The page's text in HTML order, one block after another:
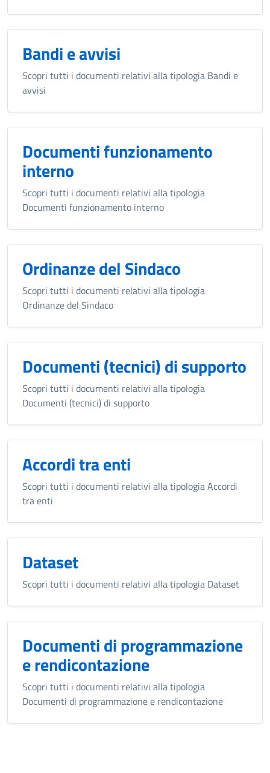
Bandi e avvisi
Scopri tutti i documenti relativi alla tipologia Bandi e
avvisi
Documenti funzionamento
interno
Scopri tutti i documenti relativi alla tipologia
Documenti funzionamento interno
Ordinanze del Sindaco
Scopri tutti i documenti relativi alla tipologia
Ordinanze del Sindaco
Documenti (tecnici) di supporto
Scopri tutti i documenti relativi alla tipologia
Documenti (tecnici) di supporto
Accordi tra enti
Scopri tutti i documenti relativi alla tipologia Accordi
tra enti
Dataset
Scopri tutti i documenti relativi alla tipologia Dataset
Documenti di programmazione
e rendicontazione
Scopri tutti i documenti relativi alla tipologia
Documenti di programmazione e rendicontazione